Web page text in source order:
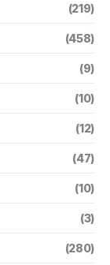
(219)
(458)
(9)
(10)
(12)
(47)
(10)
(3)
(280)